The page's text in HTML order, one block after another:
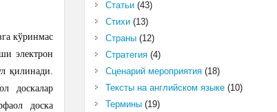
кўринмас
электрон
қилинади.
доскалар
доска
Статьи(43)
Стихи(13)
Страны(12)
Стратегия(4)
Сценарий мероприятия(18)
Тексты на английском языке(10)
Термины(19)